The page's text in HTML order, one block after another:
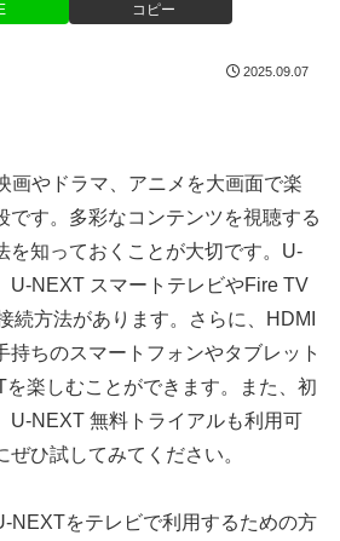
コピー
2025.09.07
画やドラマ、アニメを大画面で楽
です。多彩なコンテンツを視聴する
を知っておくことが大切です。U-
U-NEXT スマートテレビやFire TV
続方法があります。さらに、HDMI
持ちのスマートフォンやタブレット
楽しむことができます。また、初
U-NEXT 無料トライアルも利用可
ひ試してみてください。
NEXTをテレビで利用するための方